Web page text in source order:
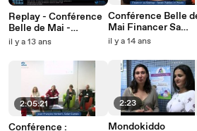
Replay - Conférence
Belle de Mai -
L'économie de la
il y a 13 ans
2:05:21
Conférence :
Conférence Belle
Mai Financer Sa
Startup
il y a 14 ans
2:23
Mondokiddo